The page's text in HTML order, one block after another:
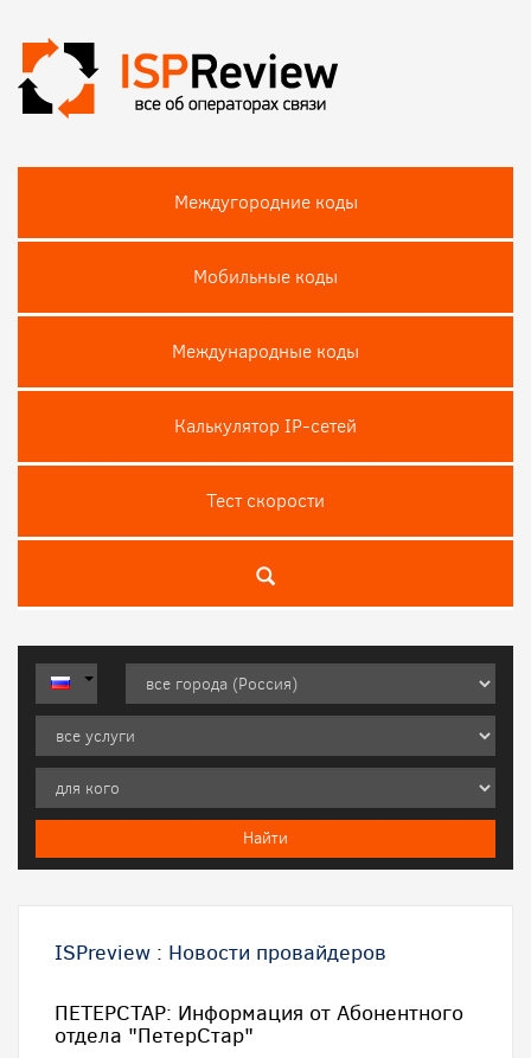
Междугородние коды
Мобильные коды
Международные коды
Калькулятор IP-сетей
Тест скороcти
ISPreview : Новости провайдеров
ПЕТЕРСТАР: Информация от Абонентного
отдела "ПетерСтар"